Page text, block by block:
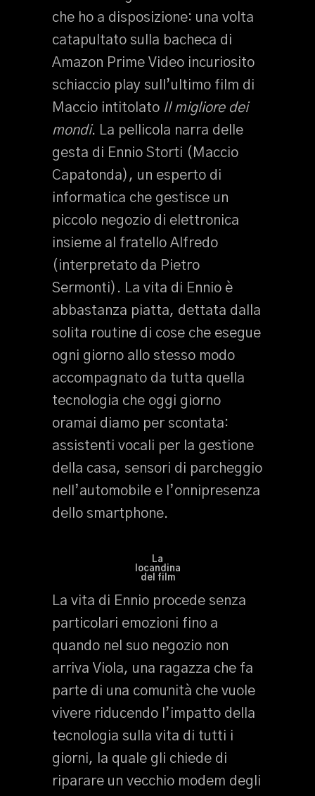
che ho a disposizione: una volta
catapultato sulla bacheca di
Amazon Prime Video incuriosito
schiaccio play sull’ultimo film di
Maccio intitolato Il migliore dei
mondi. La pellicola narra delle
gesta di Ennio Storti (Maccio
Capatonda), un esperto di
informatica che gestisce un
piccolo negozio di elettronica
insieme al fratello Alfredo
(interpretato da Pietro
Sermonti). La vita di Ennio è
abbastanza piatta, dettata dalla
solita routine di cose che esegue
ogni giorno allo stesso modo
accompagnato da tutta quella
tecnologia che oggi giorno
oramai diamo per scontata:
assistenti vocali per la gestione
della casa, sensori di parcheggio
nell’automobile e l’onnipresenza
dello smartphone.
La
locandina
del film
La vita di Ennio procede senza
particolari emozioni fino a
quando nel suo negozio non
arriva Viola, una ragazza che fa
parte di una comunità che vuole
vivere riducendo l’impatto della
tecnologia sulla vita di tutti i
giorni, la quale gli chiede di
riparare un vecchio modem degli